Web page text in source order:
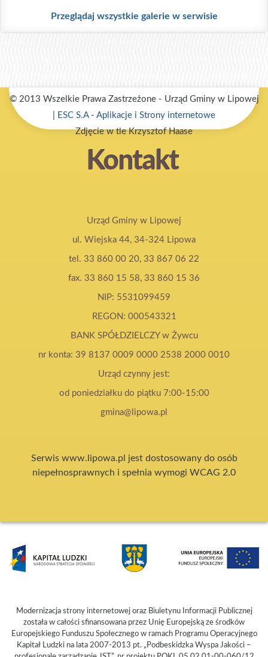
Przeglądaj wszystkie galerie w serwisie
© 2013 Wszelkie Prawa Zastrzeżone - Urząd Gminy w Lipowej
ESC S.A- Aplikacje i Strony internetowe
Zdjęcie w tle Krzysztof Haase
Kontakt
Urząd Gminy w Lipowej
ul. Wiejska 44, 34-324 Lipowa
tel. 33 860 00 20, 33 867 06 22
fax. 33 860 15 58, 33 860 15 36
NIP: 5531099459
REGON: 000543321
BANK SPÓŁDZIELCZY w Żywcu
nr konta: 39 8137 0009 0000 2538 2000 0010
Urząd czynny jest:
od poniedziałku do piątku 7:00-15:00
gmina@lipowa.pl
Serwis www.lipowa.pl jest dostosowany do osób
niepełnosprawnych i spełnia wymogi WCAG 2.0
Modernizacja strony internetowej oraz Biuletynu Informacji Publicznej
została w całości sfinansowana przez Unię Europejską ze środków
Europejskiego Funduszu Społecznego w ramach Programu Operacyjnego
Kapitał Ludzki na lata 2007-2013 pt. „Podbeskidzka Wyspa Jakości –